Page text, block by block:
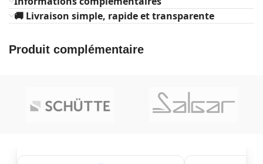
🚚 Livraison simple, rapide et transparente
Produit complémentaire